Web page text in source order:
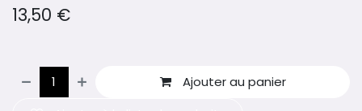
13,50 €
Ajouter au panier